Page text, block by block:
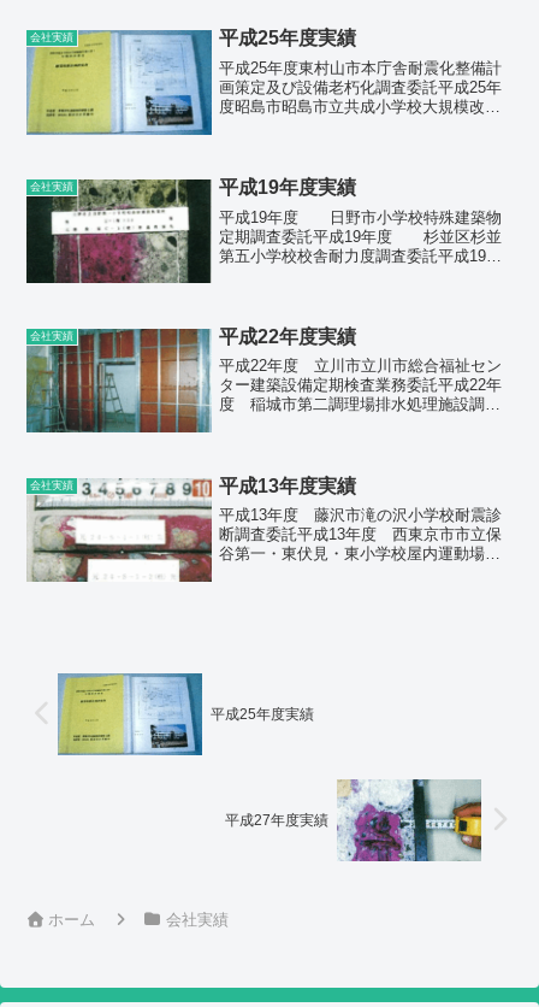
の補修・補強に関す...
会社実績 平成25年度実績
平成25年度東村山市本庁舎耐震化整備計
画策定及び設備老朽化調査委託平成25年
度昭島市昭島市立共成小学校大規模改造
立小学校屋内運動...
会社実績 平成19年度実績
平成19年度 日野市小学校特殊建築物
定期調査委託平成19年度 杉並区杉並
第五小学校校舎耐力度調査委託平成19年
委託平成19年度...
会社実績 平成22年度実績
平成22年度 立川市立川市総合福祉セン
ター建築設備定期検査業務委託平成22年
度 稲城市第二調理場排水処理施設調整
耐震診断・耐震補...
会社実績 平成13年度実績
平成13年度 藤沢市滝の沢小学校耐震診
断調査委託平成13年度 西東京市市立保
谷第一・東伏見・東小学校屋内運動場大
平成25年度実績
平成27年度実績
ホーム 会社実績